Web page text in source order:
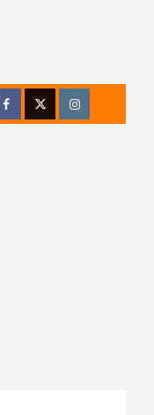
FacebookTwitterInstagram